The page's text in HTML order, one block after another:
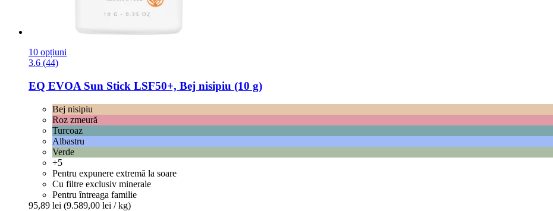
10 opțiuni
3.6 (44)
EQ EVOA Sun Stick LSF50+, Bej nisipiu (10 g)
Bej nisipiu
Roz zmeură
Turcoaz
Albastru
Verde
+5
Pentru expunere extremă la soare
Cu filtre exclusiv minerale
Pentru întreaga familie
95,89 lei (9.589,00 lei / kg)